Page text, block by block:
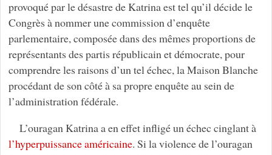
provoqué par le désastre de Katrina est tel qu’il décide le
Congrès à nommer une commission d’enquête
parlementaire, composée dans des mêmes proportions de
représentants des partis républicain et démocrate, pour
comprendre les raisons d’un tel échec, la Maison Blanche
procédant de son côté à sa propre enquête au sein de
l’administration fédérale.
L’ouragan Katrina a en effet infligé un échec cinglant à
l’hyperpuissance américaine. Si la violence de l’ouragan